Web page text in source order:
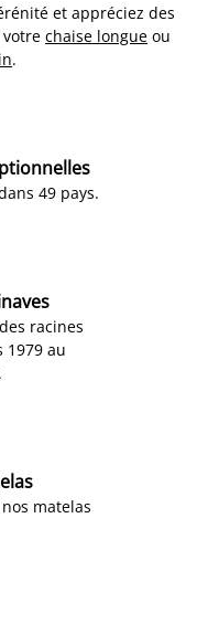
et appréciez des
chaise longue ou
.
49 pays.
racines
1979 au
matelas